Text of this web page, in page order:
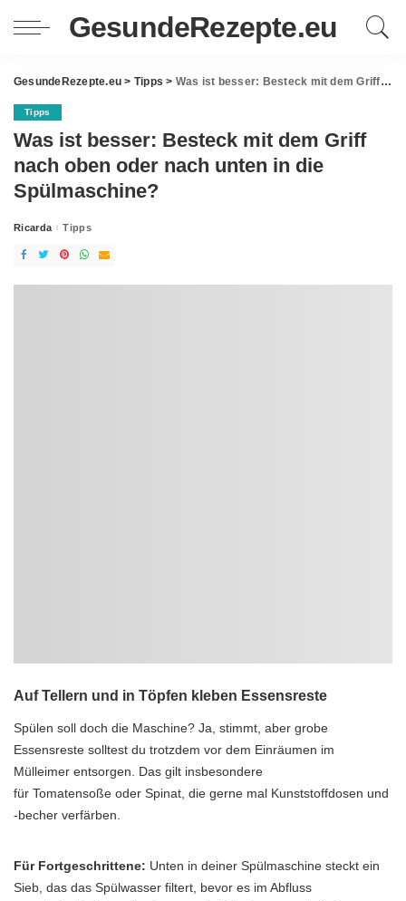
GesundeRezepte.eu
GesundeRezepte.eu > Tipps > Was ist besser: Besteck mit dem Griff nach oben oder nach unten in die Spülmaschine?
Tipps
Was ist besser: Besteck mit dem Griff
nach oben oder nach unten in die
Spülmaschine?
Posted
Ricarda Tipps
Auf Tellern und in Töpfen kleben Essensreste
Spülen soll doch die Maschine? Ja, stimmt, aber grobe
Essensreste solltest du trotzdem vor dem Einräumen im
Mülleimer entsorgen. Das gilt insbesondere
für Tomatensoße oder Spinat, die gerne mal Kunststoffdosen und
-becher verfärben.
Für Fortgeschrittene: Unten in deiner Spülmaschine steckt ein
Sieb, das das Spülwasser filtert, bevor es im Abfluss